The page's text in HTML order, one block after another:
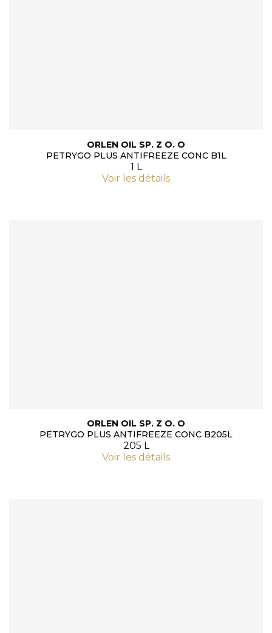
ORLEN OIL SP. Z O. O
PETRYGO PLUS ANTIFREEZE CONC B1L
1 L
Voir les détails
ORLEN OIL SP. Z O. O
PETRYGO PLUS ANTIFREEZE CONC B205L
205 L
Voir les détails